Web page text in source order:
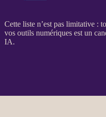
Cette liste n’est pas limitative :
vos outils numériques est un
IA.